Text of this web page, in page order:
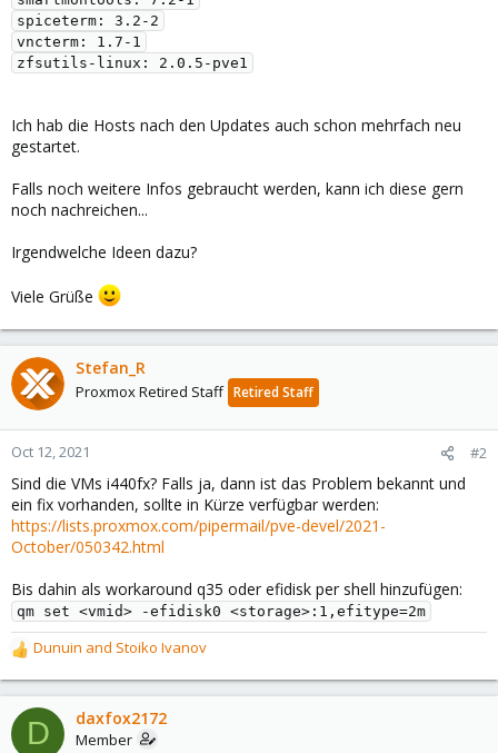
spiceterm: 3.2-2
vncterm: 1.7-1
Ich hab die Hosts nach den Updates auch schon mehrfach neu
gestartet.
Falls noch weitere Infos gebraucht werden, kann ich diese gern
noch nachreichen...
Irgendwelche Ideen dazu?
Viele Grüße
Stefan_R
Proxmox Retired Staff Retired Staff
Oct 12, 2021 #2
Sind die VMs i440fx? Falls ja, dann ist das Problem bekannt und
ein fix vorhanden, sollte in Kürze verfügbar werden:
https://lists.proxmox.com/pipermail/pve-devel/2021-
October/050342.html
Bis dahin als workaround q35 oder efidisk per shell hinzufügen:
qm set <vmid> -efidisk0 <storage>:1,efitype=2m
R
e
a
c
t
Dunuin and Stoiko Ivanov
D daxfox2172
Member